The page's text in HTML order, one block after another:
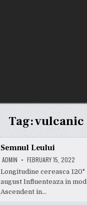
Tag:vulcanic
Semnul Leului
ADMIN FEBRUARY 15, 2022
Longitudine cereasca 120°
august Influenteaza in
Ascendent in…